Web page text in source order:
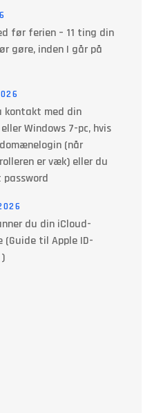
før ferien – 11 ting din
gøre, inden I går på
kontakt med din
Windows 7-pc, hvis
(når
er væk) eller du
du din iCloud-
(Guide til Apple ID-